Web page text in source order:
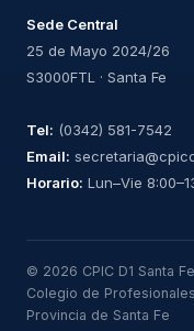
Sede Central
25 de Mayo 2024/26
S3000FTL · Santa Fe
Tel: (0342) 581-7542
Email:
Horario: Lun–Vie
© 2026 CPIC D1 Santa
Colegio de
Provincia de Santa Fe